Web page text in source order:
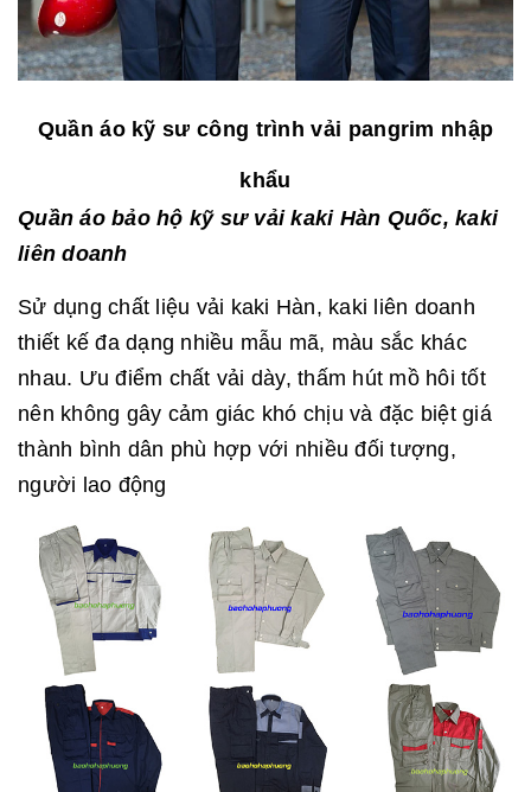
Quần áo kỹ sư công trình vải pangrim nhập
khẩu
Quần áo bảo hộ kỹ sư vải kaki Hàn Quốc, kaki
liên doanh
Sử dụng chất liệu vải kaki Hàn, kaki liên doanh
thiết kế đa dạng nhiều mẫu mã, màu sắc khác
nhau. Ưu điểm chất vải dày, thấm hút mồ hôi tốt
nên không gây cảm giác khó chịu và đặc biệt giá
thành bình dân phù hợp với nhiều đối tượng,
người lao động